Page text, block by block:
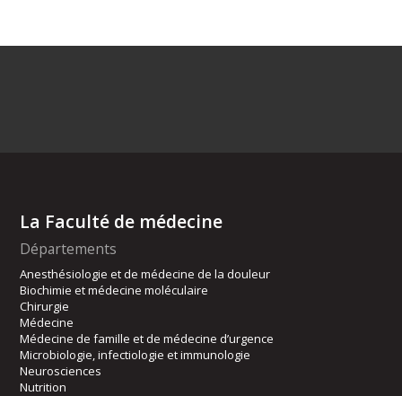
La Faculté de médecine
Départements
Anesthésiologie et de médecine de la douleur
Biochimie et médecine moléculaire
Chirurgie
Médecine
Médecine de famille et de médecine d’urgence
Microbiologie, infectiologie et immunologie
Neurosciences
Nutrition